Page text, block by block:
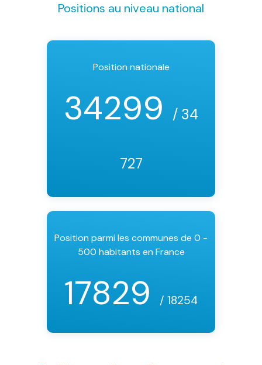
Positions au niveau national
Position nationale
34299 / 34
727
Position parmi les communes de 0 -
500 habitants en France
17829 / 18254